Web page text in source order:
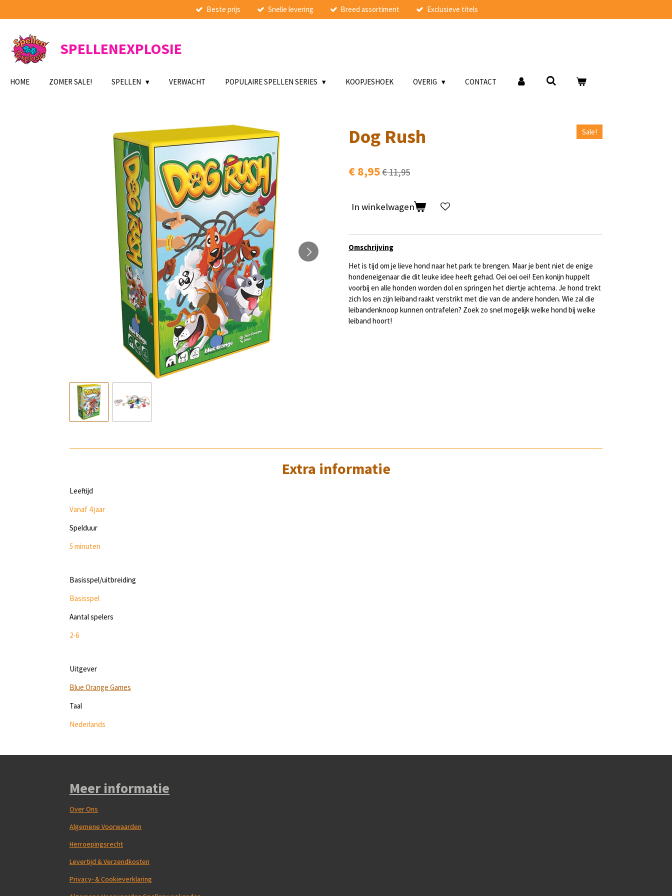
direct
hoofdinhoud
Beste prijs Snelle levering Breed assortiment Exclusieve titels
SPELLENEXPLOSIE
HOME ZOMER SALE! SPELLEN VERWACHT POPULAIRE SPELLEN SERIES KOOPJESHOEK OVERIG CONTACT
Dog Rush Sale!
€ 8,95€ 11,95
In winkelwagen
Omschrijving
Het is tijd om je lieve hond naar het park te brengen. Maar je bent niet de enige
hondeneigenaar die dit leuke idee heeft gehad. Oei oei oei! Een konijn huppelt
voorbij en alle honden worden dol en springen het diertje achterna. Je hond trekt
zich los en zijn leiband raakt verstrikt met die van de andere honden. Wie zal die
leibandenknoop kunnen ontrafelen? Zoek zo snel mogelijk welke hond bij welke
leiband hoort!
Extra informatie
Leeftijd
Vanaf 4 jaar
Spelduur
5 minuten
Basisspel/uitbreiding
Basisspel
Aantal spelers
2-6
Uitgever
Blue Orange Games
Taal
Nederlands
Meer informatie
Over Ons
Algemene Voorwaarden
Herroepingsrecht
Levertijd & Verzendkosten
Privacy- & Cookieverklaring